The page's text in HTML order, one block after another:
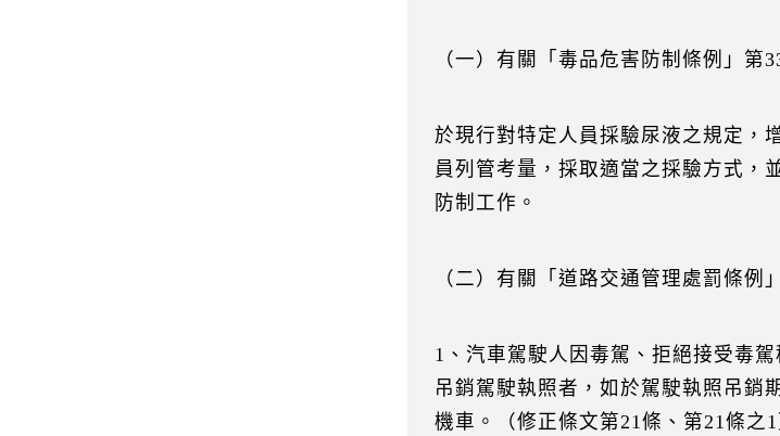
（一）有關「毒品危害防制條例」第
於現行對特定人員採驗尿液之規定，
員列管考量，採取適當之採驗方式，
防制工作。
（二）有關「道路交通管理處罰條例
1、汽車駕駛人因毒駕、拒絕接受毒
吊銷駕駛執照者，如於駕駛執照吊銷
機車。（修正條文第21條、第21條之1